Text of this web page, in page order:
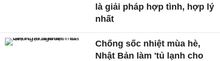
là giải pháp hợp tình, hợp lý
nhất
Chống sốc nhiệt mùa hè,
Nhật Bản làm 'tủ lạnh cho